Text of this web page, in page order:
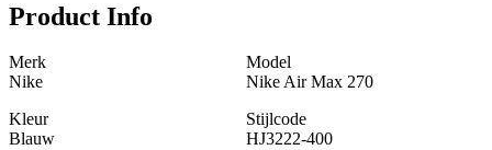
Product Info
Merk
Nike
Model
Nike Air Max 270
Kleur
Blauw
Stijlcode
HJ3222-400